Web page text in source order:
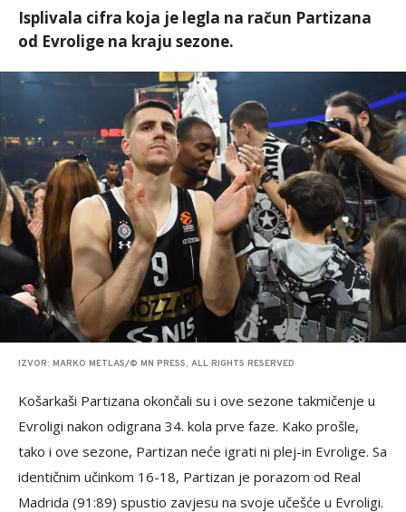
Isplivala cifra koja je legla na račun Partizana
od Evrolige na kraju sezone.
IZVOR: MARKO METLAS/© MN PRESS, ALL RIGHTS RESERVED
Košarkaši Partizana okončali su i ove sezone takmičenje u
Evroligi nakon odigrana 34. kola prve faze. Kako prošle,
tako i ove sezone, Partizan neće igrati ni plej-in Evrolige. Sa
identičnim učinkom 16-18, Partizan je porazom od Real
Madrida (91:89) spustio zavjesu na svoje učešće u Evroligi.